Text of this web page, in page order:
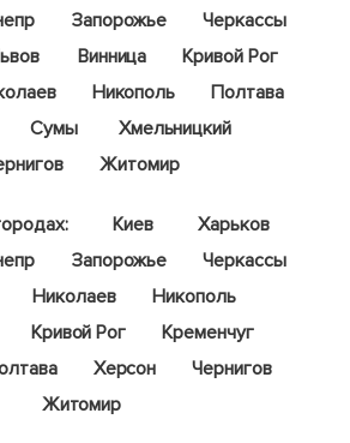
Запорожье
Черкассы
Винница
Кривой Рог
Никополь
Полтава
Сумы
Хмельницкий
Житомир
Киев
Харьков
Запорожье
Черкассы
Николаев
Никополь
Кривой Рог
Кременчуг
Херсон
Чернигов
Житомир